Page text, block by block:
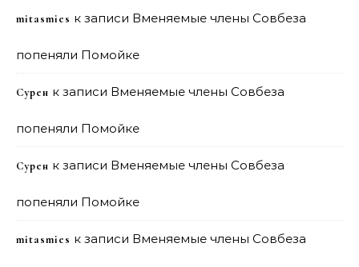
mitasmies к записи Вменяемые члены Совбеза
попеняли Помойке
Сурен к записи Вменяемые члены Совбеза
попеняли Помойке
Сурен к записи Вменяемые члены Совбеза
попеняли Помойке
mitasmies к записи Вменяемые члены Совбеза